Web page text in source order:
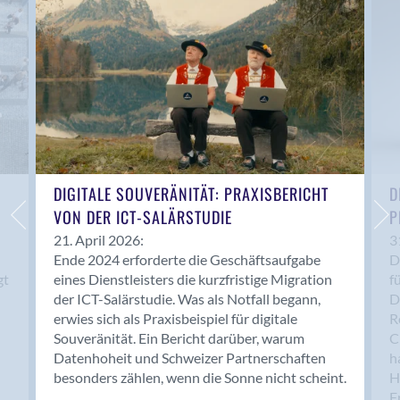
Anwil
Appenzell
Au SG
Baar
Baden
Balsthal
Balzers
Basel
Bassersdorf
Belp
Bendern
Benken (SG)
Bergdietikon
Berlin
Bern
Bern - Liebefeld
DIGITALE SOUVERÄNITÄT: PRAXISBERICHT
VON DER ICT-SALÄRSTUDIE
21. April 2026:
Ende 2024 erforderte die Geschäftsaufgabe
eines Dienstleisters die kurzfristige Migration
der ICT-Salärstudie. Was als Notfall begann,
erwies sich als Praxisbeispiel für digitale
Souveränität. Ein Bericht darüber, warum
Datenhoheit und Schweizer Partnerschaften
besonders zählen, wenn die Sonne nicht scheint.